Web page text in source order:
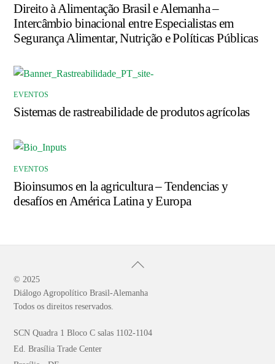
Direito à Alimentação Brasil e Alemanha –
Intercâmbio binacional entre Especialistas em
Segurança Alimentar, Nutrição e Políticas Públicas
EVENTOS
Sistemas de rastreabilidade de produtos agrícolas
EVENTOS
Bioinsumos en la agricultura – Tendencias y
desafíos en América Latina y Europa
Back
Top
© 2025
Diálogo Agropolítico Brasil-Alemanha
Todos os direitos reservados.
SCN Quadra 1 Bloco C salas 1102-1104
Ed. Brasília Trade Center